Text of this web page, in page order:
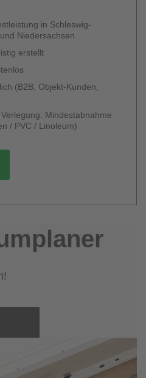
in Schleswig-
Niedersachsen
erstellt
(B2B, Objekt-Kunden,
Mindestabnahme
/ PVC / Linoleum)